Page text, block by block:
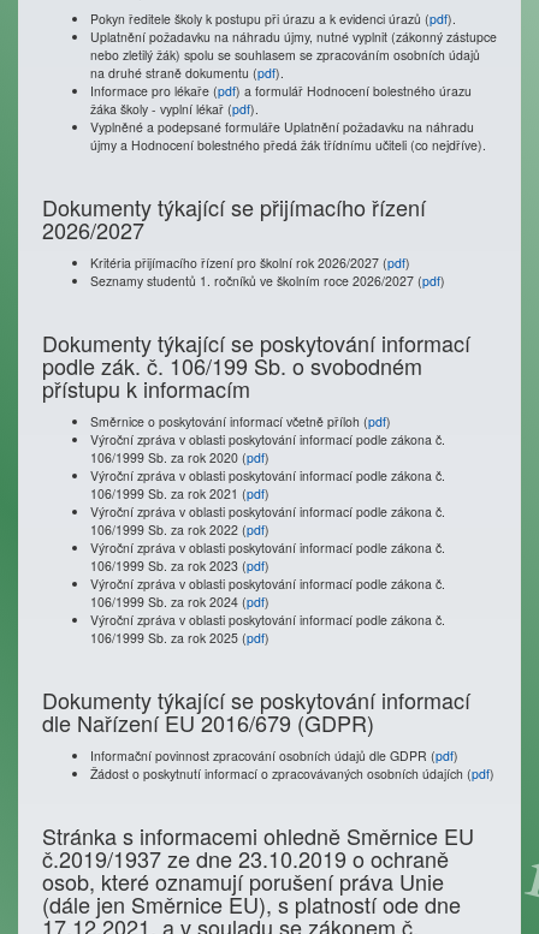
Pokyn ředitele školy k postupu při úrazu a k evidenci úrazů (pdf).
Uplatnění požadavku na náhradu újmy, nutné vyplnit (zákonný zástupce
nebo zletilý žák) spolu se souhlasem se zpracováním osobních údajů
na druhé straně dokumentu (pdf).
Informace pro lékaře (pdf) a formulář Hodnocení bolestného úrazu
žáka školy - vyplní lékař (pdf).
Vyplněné a podepsané formuláře Uplatnění požadavku na náhradu
újmy a Hodnocení bolestného předá žák třídnímu učiteli (co nejdříve).
Dokumenty týkající se přijímacího řízení
2026/2027
Kritéria přijímacího řízení pro školní rok 2026/2027 (pdf)
Seznamy studentů 1. ročníků ve školním roce 2026/2027 (pdf)
Dokumenty týkající se poskytování informací
podle zák. č. 106/199 Sb. o svobodném
přístupu k informacím
Směrnice o poskytování informací včetně příloh (pdf)
Výroční zpráva v oblasti poskytování informací podle zákona č.
106/1999 Sb. za rok 2020 (pdf)
Výroční zpráva v oblasti poskytování informací podle zákona č.
106/1999 Sb. za rok 2021 (pdf)
Výroční zpráva v oblasti poskytování informací podle zákona č.
106/1999 Sb. za rok 2022 (pdf)
Výroční zpráva v oblasti poskytování informací podle zákona č.
106/1999 Sb. za rok 2023 (pdf)
Výroční zpráva v oblasti poskytování informací podle zákona č.
106/1999 Sb. za rok 2024 (pdf)
Výroční zpráva v oblasti poskytování informací podle zákona č.
106/1999 Sb. za rok 2025 (pdf)
Dokumenty týkající se poskytování informací
dle Nařízení EU 2016/679 (GDPR)
Informační povinnost zpracování osobních údajů dle GDPR (pdf)
Žádost o poskytnutí informací o zpracovávaných osobních údajích (pdf)
Stránka s informacemi ohledně Směrnice EU
č.2019/1937 ze dne 23.10.2019 o ochraně
osob, které oznamují porušení práva Unie
(dále jen Směrnice EU), s platností ode dne
17.12.2021, a v souladu se zákonem č.